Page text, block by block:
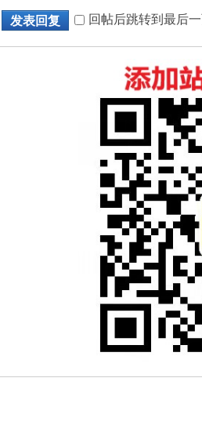
发表回复 回帖后跳转到最后